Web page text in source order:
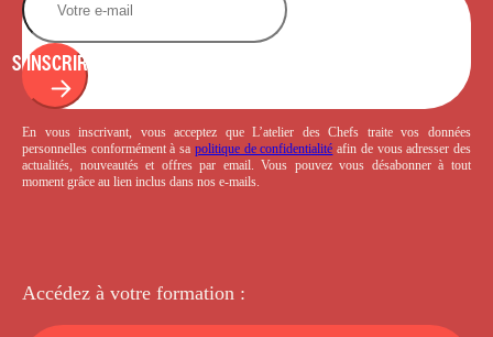
S'INSCRIRE
En vous inscrivant, vous acceptez que L’atelier des Chefs traite vos données
personnelles conformément à sa politique de confidentialité afin de vous adresser des
actualités, nouveautés et offres par email. Vous pouvez vous désabonner à tout
moment grâce au lien inclus dans nos e-mails.
Accédez à votre formation :